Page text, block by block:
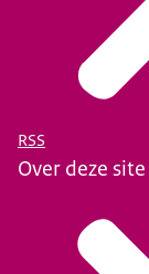
RSS
Over deze site